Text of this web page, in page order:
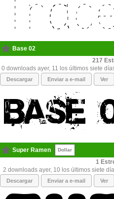
Base 02
217
0 downloads ayer, 11 los últimos siete
Descargar Enviar a e-mail Ver
Super Ramen Dollar
1
2 downloads ayer, 10 los últimos siete
Descargar Enviar a e-mail Ver